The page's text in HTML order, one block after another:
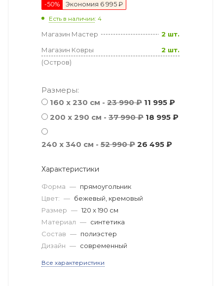
-50% Экономия 6 995 ₽
Есть в наличии: 4
Магазин Мастер
2 шт.
Магазин Ковры
(Остров)
2 шт.
Размеры:
160 x 230 см - 23 990 ₽ 11 995 ₽
200 x 290 см - 37 990 ₽ 18 995 ₽
240 x 340 см - 52 990 ₽ 26 495 ₽
Характеристики
Форма — прямоугольник
Цвет: — бежевый, кремовый
Размер — 120 x 190 см
Материал — синтетика
Состав — полиэстер
Дизайн — современный
Все характеристики